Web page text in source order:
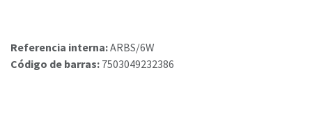
Referencia interna:ARBS/6W
Código de barras: 7503049232386